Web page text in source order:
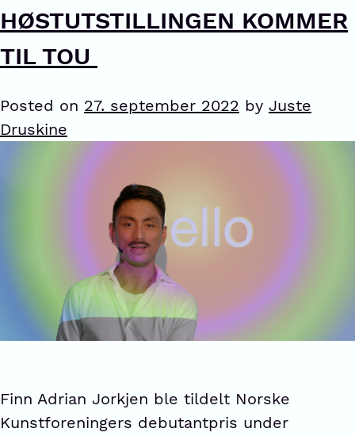
HØSTUTSTILLINGEN KOMMER
TIL TOU
Posted on 27. september 2022 by Juste
Druskine
Finn Adrian Jorkjen ble tildelt Norske
Kunstforeningers debutantpris under